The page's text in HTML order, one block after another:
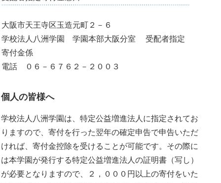
大阪市天王寺区玉造元町２－６
学校法人八洲学園 学園本部大阪分室 受配者指定
寄付金係
電話 ０６－６７６２－２００３
個人の皆様へ
学校法人八洲学園は、特定公益増進法人に指定されてお
りますので、寄付を行った翌年の確定申告で申告いただ
ければ、寄付金控除を受けることが可能です。その際に
は本学園が発行する特定公益増進法人の証明書（写し）
が必要となりますので、２，０００円以上の寄付をいた